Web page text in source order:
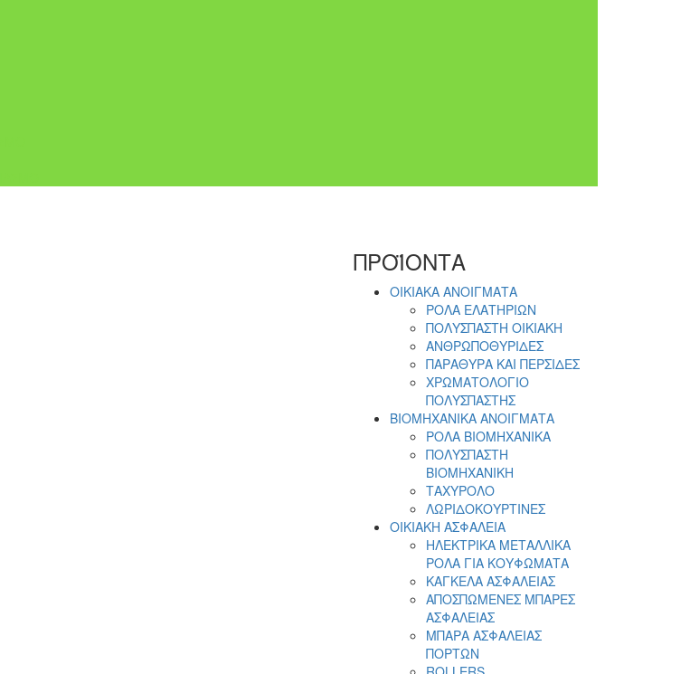
ΠΡΟΪΟΝΤΑ
ΟΙΚΙΑΚΑ ΑΝΟΙΓΜΑΤΑ
ΡΟΛΑ ΕΛΑΤΗΡΙΩΝ
ΠΟΛΥΣΠΑΣΤΗ ΟΙΚΙΑΚΗ
ΑΝΘΡΩΠΟΘΥΡΙΔΕΣ
ΠΑΡΑΘΥΡΑ ΚΑΙ ΠΕΡΣΙΔΕΣ
ΧΡΩΜΑΤΟΛΟΓΙΟ
ΠΟΛΥΣΠΑΣΤΗΣ
ΒΙΟΜΗΧΑΝΙΚΑ ΑΝΟΙΓΜΑΤΑ
ΡΟΛΑ ΒΙΟΜΗΧΑΝΙΚΑ
ΠΟΛΥΣΠΑΣΤΗ
ΒΙΟΜΗΧΑΝΙΚΗ
ΤΑΧΥΡΟΛΟ
ΛΩΡΙΔΟΚΟΥΡΤΙΝΕΣ
ΟΙΚΙΑΚΗ ΑΣΦΑΛΕΙΑ
ΗΛΕΚΤΡΙΚΑ ΜΕΤΑΛΛΙΚΑ
ΡΟΛΑ ΓΙΑ ΚΟΥΦΩΜΑΤΑ
ΚΑΓΚΕΛΑ ΑΣΦΑΛΕΙΑΣ
ΑΠΟΣΠΩΜΕΝΕΣ ΜΠΑΡΕΣ
ΑΣΦΑΛΕΙΑΣ
ΜΠΑΡΑ ΑΣΦΑΛΕΙΑΣ
ΠΟΡΤΩΝ